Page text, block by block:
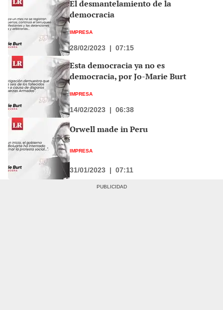
El desmantelamiento de la
democracia
IMPRESA
28/02/2023 | 07:15
Esta democracia ya no es
democracia, por Jo-Marie Burt
IMPRESA
14/02/2023 | 06:38
Orwell made in Peru
IMPRESA
31/01/2023 | 07:11